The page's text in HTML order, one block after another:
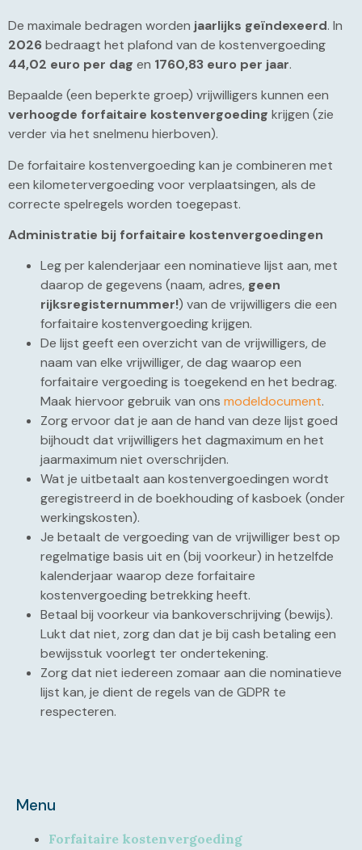
De maximale bedragen worden jaarlijks geïndexeerd. In
2026bedraagt het plafond van de kostenvergoeding
44,02 euro per dag en 1760,83 euro per jaar.
Bepaalde (een beperkte groep) vrijwilligers kunnen een
verhoogde forfaitaire kostenvergoeding krijgen (zie
verder via het snelmenu hierboven).
De forfaitaire kostenvergoeding kan je combineren met
een kilometervergoeding voor verplaatsingen, als de
correcte spelregels worden toegepast.
Administratie bij forfaitaire kostenvergoedingen
Leg per kalenderjaar een nominatieve lijst aan, met
daarop de gegevens (naam, adres, geen
rijksregisternummer!) van de vrijwilligers die een
forfaitaire kostenvergoeding krijgen.
De lijst geeft een overzicht van de vrijwilligers, de
naam van elke vrijwilliger, de dag waarop een
forfaitaire vergoeding is toegekend en het bedrag.
Maak hiervoor gebruik van ons modeldocument.
Zorg ervoor dat je aan de hand van deze lijst goed
bijhoudt dat vrijwilligers het dagmaximum en het
jaarmaximum niet overschrijden.
Wat je uitbetaalt aan kostenvergoedingen wordt
geregistreerd in de boekhouding of kasboek (onder
werkingskosten).
Je betaalt de vergoeding van de vrijwilliger best op
regelmatige basis uit en (bij voorkeur) in hetzelfde
kalenderjaar waarop deze forfaitaire
kostenvergoeding betrekking heeft.
Betaal bij voorkeur via bankoverschrijving (bewijs).
Lukt dat niet, zorg dan dat je bij cash betaling een
bewijsstuk voorlegt ter ondertekening.
Zorg dat niet iedereen zomaar aan die nominatieve
lijst kan, je dient de regels van de GDPR te
respecteren.
Menu
Forfaitaire kostenvergoeding